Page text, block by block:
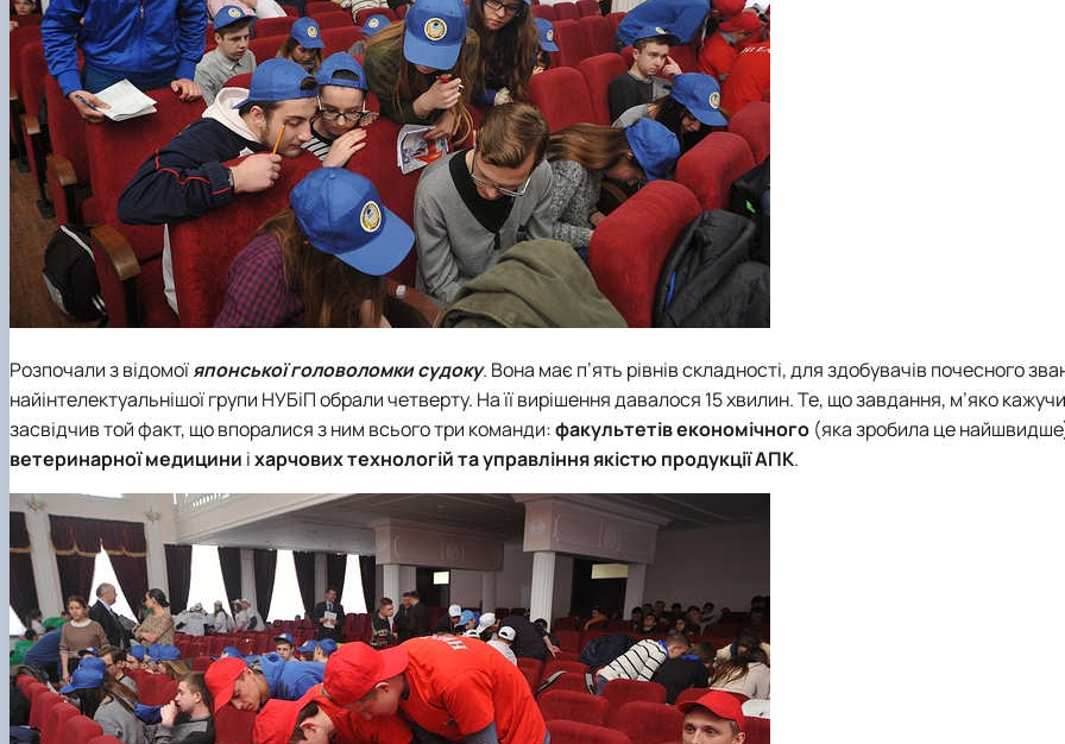
Розпочали з відомоїяпонської головоломки судоку. Вона має п’ять рівнів складності, для здобувачів почесного
найінтелектуальнішої групи НУБіП обрали четверту. На її вирішення давалося 15 хвилин. Те, що завдання, м’яко
засвідчив той факт, що впоралися з ним всього три команди:факультетів економічного (яка зробила це
ветеринарної медицини іхарчових технологій та управління якістю продукції АПК.